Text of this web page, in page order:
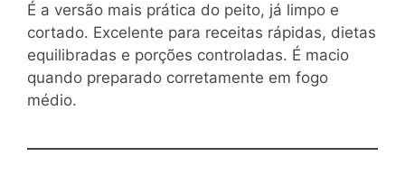
É a versão mais prática do peito, já limpo e
cortado. Excelente para receitas rápidas, dietas
equilibradas e porções controladas. É macio
quando preparado corretamente em fogo
médio.